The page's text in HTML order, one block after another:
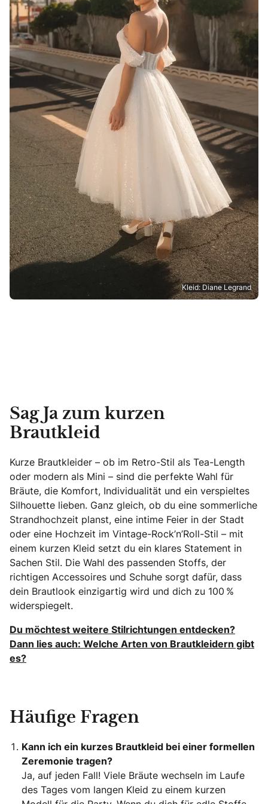
Kleid: Diane Legrand
Sag Ja zum kurzen
Brautkleid
Kurze Brautkleider – ob im Retro-Stil als Tea-Length
oder modern als Mini – sind die perfekte Wahl für
Bräute, die Komfort, Individualität und ein verspieltes
Silhouette lieben. Ganz gleich, ob du eine sommerliche
Strandhochzeit planst, eine intime Feier in der Stadt
oder eine Hochzeit im Vintage-Rock’n’Roll-Stil – mit
einem kurzen Kleid setzt du ein klares Statement in
Sachen Stil. Die Wahl des passenden Stoffs, der
richtigen Accessoires und Schuhe sorgt dafür, dass
dein Brautlook einzigartig wird und dich zu 100 %
widerspiegelt.
Du möchtest weitere Stilrichtungen entdecken?
Dann lies auch: Welche Arten von Brautkleidern gibt
es?
Häufige Fragen
Kann ich ein kurzes Brautkleid bei einer formellen
Zeremonie tragen?
Ja, auf jeden Fall! Viele Bräute wechseln im Laufe
des Tages vom langen Kleid zu einem kurzen